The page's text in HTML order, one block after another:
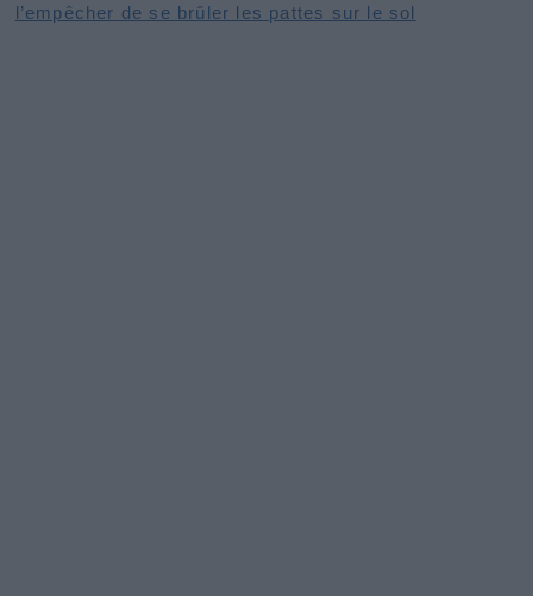
l’empêcher de se brûler les pattes sur le sol